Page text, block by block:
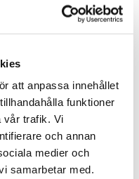
att anpassa innehållet
funktioner
vår trafik. Vi
och annan
medier och
samarbetar med.
orderhistorik och